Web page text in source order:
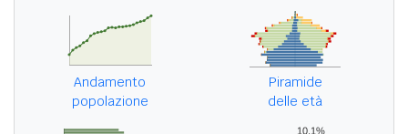
Andamento
popolazione
Piramide
delle età